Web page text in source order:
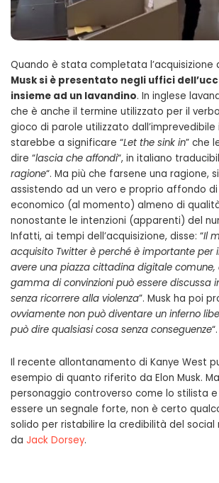
Quando è stata completata l’acquisizione
Musk si è presentato negli uffici
insieme ad un lavandino. In inglese
che è anche il termine utilizzato per il
gioco di parole utilizzato
starebbe a significare “Let the sink in” che
dire “lascia che affondi“, in italiano
ragione“. Ma più che farsene una ragione,
assistendo ad un vero e proprio affondo
economico (al momento) almeno di
nonostante le intenzioni (apparenti) del
Infatti, ai tempi dell’acquisizione, disse: “Il
acquisito Twitter è perché è importante per
avere una piazza cittadina digitale comune,
gamma di convinzioni può essere discussa
senza ricorrere alla violenza”. Musk ha poi
ovviamente non può diventare un inferno
può dire qualsiasi cosa senza conseguenze“.
Il recente allontanamento di Kanye West
esempio di quanto riferito da Elon Musk.
personaggio controverso come lo stilista
essere un segnale forte, non è certo
solido per ristabilire la credibilità del
da Jack Dorsey.